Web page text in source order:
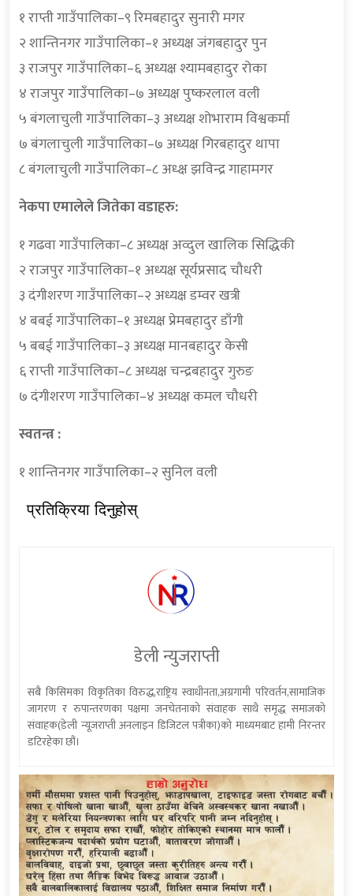
१ राप्ती गाउँपालिका–९ रिमबहादुर सुनारी मगर
२ शान्तिनगर गाउँपालिका–१ अध्यक्ष जंगबहादुर पुन
३ राजपुर गाउँपालिका–६ अध्यक्ष श्यामबहादुर रोका
४ राजपुर गाउँपालिका–७ अध्यक्ष पुष्करलाल वली
५ बंगलाचुली गाउँपालिका–३ अध्यक्ष शोभाराम विश्वकर्मा
७ बंगलाचुली गाउँपालिका–७ अध्यक्ष गिरबहादुर थापा
८ बंगलाचुली गाउँपालिका–८ अध्क्ष झविन्द्र गाहामगर
नेकपा एमालेले जितेका वडाहरु:
१ गढवा गाउँपालिका–८ अध्यक्ष अव्दुल खालिक सिद्धिकी
२ राजपुर गाउँपालिका–१ अध्यक्ष सूर्यप्रसाद चौधरी
३ दंगीशरण गाउँपालिका–२ अध्यक्ष डम्वर खत्री
४ बबई गाउँपालिका–१ अध्यक्ष प्रेमबहादुर डाँगी
५ बबई गाउँपालिका–३ अध्यक्ष मानबहादुर केसी
६ राप्ती गाउँपालिका–८ अध्यक्ष चन्द्रबहादुर गुरुङ
७ दंगीशरण गाउँपालिका–४ अध्यक्ष कमल चौधरी
स्वतन्त्र :
१ शान्तिनगर गाउँपालिका–२ सुनिल वली
प्रतिक्रिया दिनुहोस्
डेली न्युजराप्ती
सबै किसिमका विकृतिका विरुद्ध,राष्ट्रिय स्वाधीनता,अग्रगामी परिवर्तन,सामाजिक
जागरण र रुपान्तरणका पक्षमा जनचेतनाको संवाहक साथै समृद्ध समाजको
संवाहक(डेली न्यूजराप्ती अनलाइन डिजिटल पत्रीका)को माध्यमबाट हामी निरन्तर
डटिरहेका छौं।